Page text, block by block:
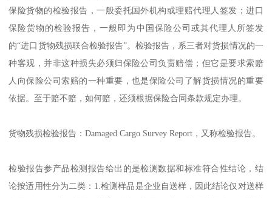
保险货物的检验报告，一般委托国外机构或理赔代理人签发；进口
保险货物的检验报告，一般即为中国保险公司或其代理人所签发
的“进口货物残损联合检验报告”。检验报告，系三者对货损情况的一
种客观，并非这种损失必须归保险公司负责赔偿；但它是要求索赔
人向保险公司索赔的一种重要，也是保险公司了解货损情况的重要
依据。至于赔不赔，如何赔，还须根据保险合同条款规定办理。
货物残损检验报告：Damaged Cargo Survey Report，又称检验报告。
检验报告参产品检测报告给出的是检测数据和标准符合性结论，结
论按适用性分为二类：1.检测样品是企业自送样，因此结论仅对送样